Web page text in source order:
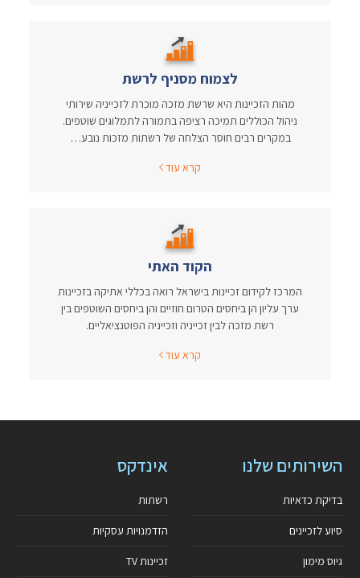
לצמוח מסניף לרשת
מהות הזכיינות היא שרשת מזכה מוכרת לזכייניה שירותי
ניהול הכוללים תמיכה רציפה בתמורה לתמלוגים שוטפים.
במקרים רבים חוסר הצלחה של רשתות מזכות נובע…
קרא עוד
הקוד האתי
המרכז לקידום זכיינות בישראל רואה בכללי אתיקה בזכיינות
ערך עליון הן ביחסים הטרום חוזיים והן ביחסים השוטפים בין
רשת מזכה לבין זכייניה וזכייניה הפוטנציאליים.
קרא עוד
השירותים שלנו
בדיקת כדאיות
סיוע לזכיינים
גיוס מימון
אינדקס
רשתות
הזדמנויות עסקיות
זכיינות TV